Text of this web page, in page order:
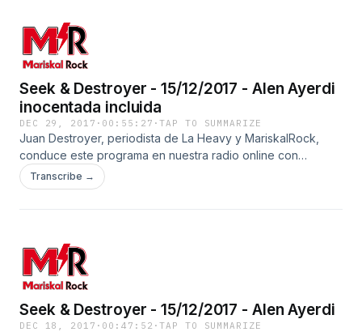
años de ausencia.
Seek & Destroyer - 15/12/2017 - Alen Ayerdi
inocentada incluida
DEC 29, 2017 · 00:55:27 ·TAP TO SUMMARIZE
Juan Destroyer, periodista de La Heavy y MariskalRock,
conduce este programa en nuestra radio online con
entrevistas a algunas de las mejores bandas de dentro y
fuera de nuestras fronteras.
Transcribe →
Seek & Destroyer - 15/12/2017 - Alen Ayerdi
DEC 18, 2017 · 00:47:52 ·TAP TO SUMMARIZE